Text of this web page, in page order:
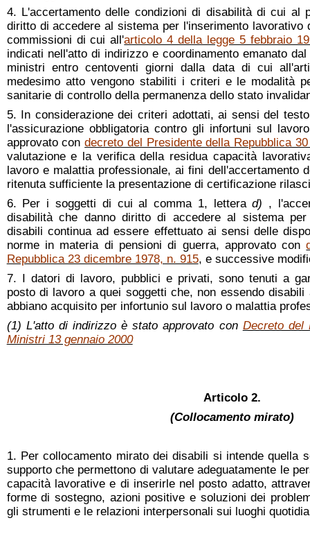
4. L'accertamento delle condizioni di disabilità di cui al
diritto di accedere al sistema per l'inserimento lavorativo
commissioni di cui all'articolo 4 della legge 5 febbraio
indicati nell'atto di indirizzo e coordinamento emanato
ministri entro centoventi giorni dalla data di cui
medesimo atto vengono stabiliti i criteri e le modalità
sanitarie di controllo della permanenza dello stato
5. In considerazione dei criteri adottati, ai sensi del
l'assicurazione obbligatoria contro gli infortuni sul
approvato condecreto del Presidente della Repubblica
valutazione e la verifica della residua capacità
lavoro e malattia professionale, ai fini dell'accertamento
ritenuta sufficiente la presentazione di certificazione
6. Per i soggetti di cui al comma 1, letterad) ,
disabilità che danno diritto di accedere al sistema
disabili continua ad essere effettuato ai sensi delle
norme in materia di pensioni di guerra, approvato con
Repubblica 23 dicembre 1978, n. 915, e successive
7. I datori di lavoro, pubblici e privati, sono tenuti a
posto di lavoro a quei soggetti che, non essendo disabili
abbiano acquisito per infortunio sul lavoro o malattia
(1) L'atto di indirizzo è stato approvato con Decreto del
Ministri 13 gennaio 2000
Articolo 2.
(Collocamento mirato)
1. Per collocamento mirato dei disabili si intende quella
supporto che permettono di valutare adeguatamente le
capacità lavorative e di inserirle nel posto adatto,
forme di sostegno, azioni positive e soluzioni dei
gli strumenti e le relazioni interpersonali sui luoghi